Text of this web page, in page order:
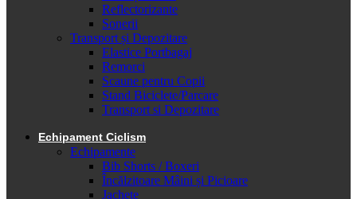
Reflectorizante
Sonerii
Transport și Depozitare
Elastice Portbagaj
Remorci
Scaune pentru Copii
Stand Biciclete/Parcare
Transport si Depozitare
Echipament Ciclism
Echipamente
Bib Shorts / Boxeri
Încălzitoare Mâini și Picioare
Jachete